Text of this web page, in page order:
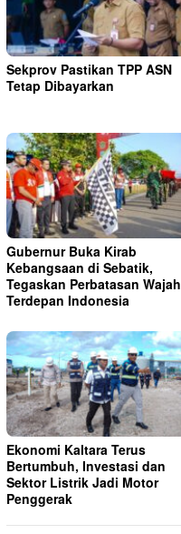
Sekprov Pastikan TPP ASN
Tetap Dibayarkan
Gubernur Buka Kirab
Kebangsaan di Sebatik,
Tegaskan Perbatasan Wajah
Terdepan Indonesia
Ekonomi Kaltara Terus
Bertumbuh, Investasi dan
Sektor Listrik Jadi Motor
Penggerak